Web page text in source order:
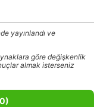
yayınlandı ve
göre değişkenlik
almak isterseniz